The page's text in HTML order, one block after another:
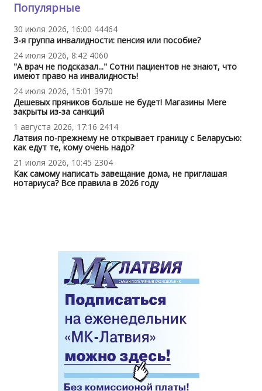
Популярные
30 июля 2026, 16:00 44464
3-я группа инвалидности: пенсия или пособие?
24 июля 2026, 8:42 4060
"А врач не подсказал..." Сотни пациентов не знают, что
имеют право на инвалидность!
24 июля 2026, 15:01 3970
Дешевых пряников больше не будет! Магазины Mere
закрыты из-за санкций
1 августа 2026, 17:16 2414
Латвия по-прежнему не открывает границу с Беларусью:
как едут те, кому очень надо?
21 июля 2026, 10:45 2304
Как самому написать завещание дома, не приглашая
нотариуса? Все правила в 2026 году